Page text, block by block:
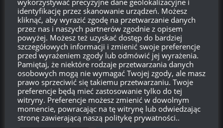
581
Dni
18
Godzin
38
Minut
29
Sekund
PROSTO Z SUPERTESTU/WORLD OF TANKS
Prsoto z Supertestu: Zmiany parametrów
AMX 29 Bélier
wykorzystywać precyzyjne dane geolokalizacyjne i
identyfikację przez skanowanie urządzeń. Możesz
kliknąć, aby wyrazić zgodę na przetwarzanie danych
przez nas i naszych partnerów zgodnie z opisem
powyżej. Możesz też uzyskać dostęp do bardziej
szczegółowych informacji i zmienić swoje preferencje
przed wyrażeniem zgody lub odmówić jej wyrażenia.
Pamiętaj, że niektóre rodzaje przetwarzania danych
osobowych mogą nie wymagać Twojej zgody, ale masz
prawo sprzeciwić się takiemu przetwarzaniu. Twoje
preferencje będą mieć zastosowanie tylko do tej
witryny. Preferencje możesz zmienić w dowolnym
momencie, powracając na tę witrynę lub odwiedzając
stronę zawierającą naszą politykę prywatności..